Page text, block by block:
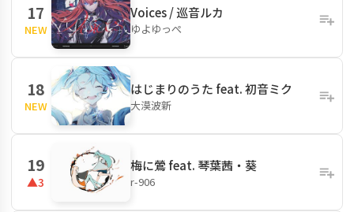
17
NEW
Voices / 巡音ルカ
ゆよゆっぺ
18
NEW
はじまりのうた feat. 初音ミク
大漠波新
19
▲3
梅に鶯 feat. 琴葉茜・葵
r-906